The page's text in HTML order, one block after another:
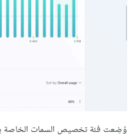
وُضِعت فئة تخصيص السمات الخاصة